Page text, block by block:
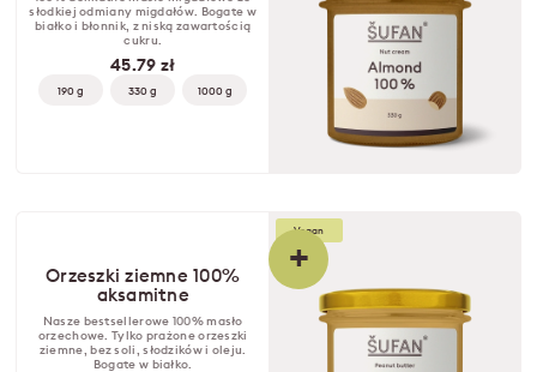
słodkiej odmiany migdałów. Bogate w
białko i błonnik, z niską zawartością
cukru.
45.79 zł
190 g 330 g 1000 g
+
Vegan
Orzeszki ziemne 100%
aksamitne
Nasze bestsellerowe 100% masło
orzechowe. Tylko prażone orzeszki
ziemne, bez soli, słodzików i oleju.
Bogate w białko.